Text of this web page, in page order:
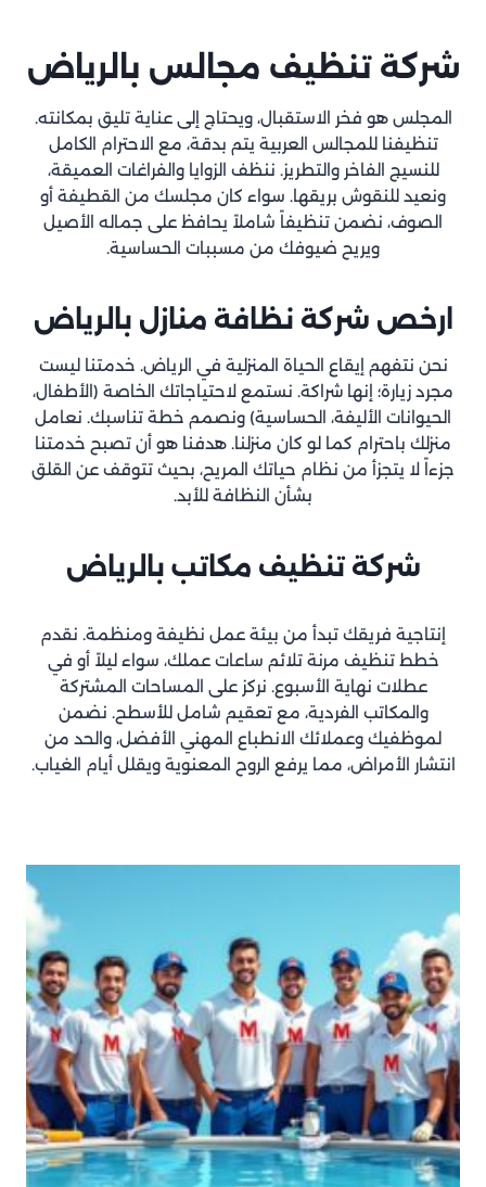
شركة تنظيف مجالس بالرياض
المجلس هو فخر الاستقبال، ويحتاج إلى عناية تليق بمكانته.
تنظيفنا للمجالس العربية يتم بدقة، مع الاحترام الكامل
للنسيج الفاخر والتطريز. ننظف الزوايا والفراغات العميقة،
ونعيد للنقوش بريقها. سواء كان مجلسك من القطيفة أو
الصوف، نضمن تنظيفاً شاملاً يحافظ على جماله الأصيل
ويريح ضيوفك من مسببات الحساسية.
ارخص شركة نظافة منازل بالرياض
نحن نتفهم إيقاع الحياة المنزلية في الرياض. خدمتنا ليست
مجرد زيارة؛ إنها شراكة. نستمع لاحتياجاتك الخاصة (الأطفال،
الحيوانات الأليفة، الحساسية) ونصمم خطة تناسبك. نعامل
منزلك باحترام كما لو كان منزلنا. هدفنا هو أن تصبح خدمتنا
جزءاً لا يتجزأ من نظام حياتك المريح، بحيث تتوقف عن القلق
بشأن النظافة للأبد.
شركة تنظيف مكاتب بالرياض
إنتاجية فريقك تبدأ من بيئة عمل نظيفة ومنظمة. نقدم
خطط تنظيف مرنة تلائم ساعات عملك، سواء ليلاً أو في
عطلات نهاية الأسبوع. نركز على المساحات المشتركة
والمكاتب الفردية، مع تعقيم شامل للأسطح. نضمن
لموظفيك وعملائك الانطباع المهني الأفضل، والحد من
انتشار الأمراض، مما يرفع الروح المعنوية ويقلل أيام الغياب.